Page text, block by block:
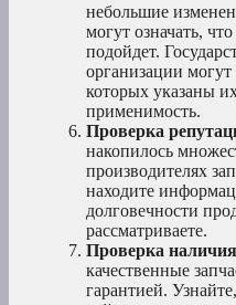
небольшие
могут означать,
подойдет.
организации могут
которых указаны
применимость.
Проверка
накопилось
производителях
находите
долговечности
рассматриваете.
Проверка
качественные
гарантией.